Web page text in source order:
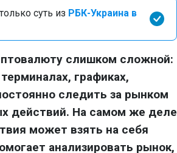
суть из РБК-Украина в
слишком сложной:
графиках,
следить за рынком
действий. На самом же деле
может взять на себя
анализировать рынок,